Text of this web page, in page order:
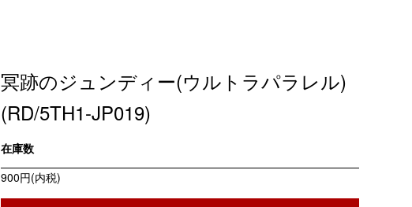
冥跡のジュンディー(ウルトラパラレル)
(RD/5TH1-JP019)
在庫数
900円(内税)